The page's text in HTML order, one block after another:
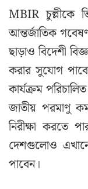
MBIR চুল্লীকে
আন্তর্জাতিক
ছাড়াও বিদেশী
করার সুযোগ
কার্যক্রম
জাতীয় পরমাণু
নিরীক্ষা করতে
দেশগুলোও
পাবেন।